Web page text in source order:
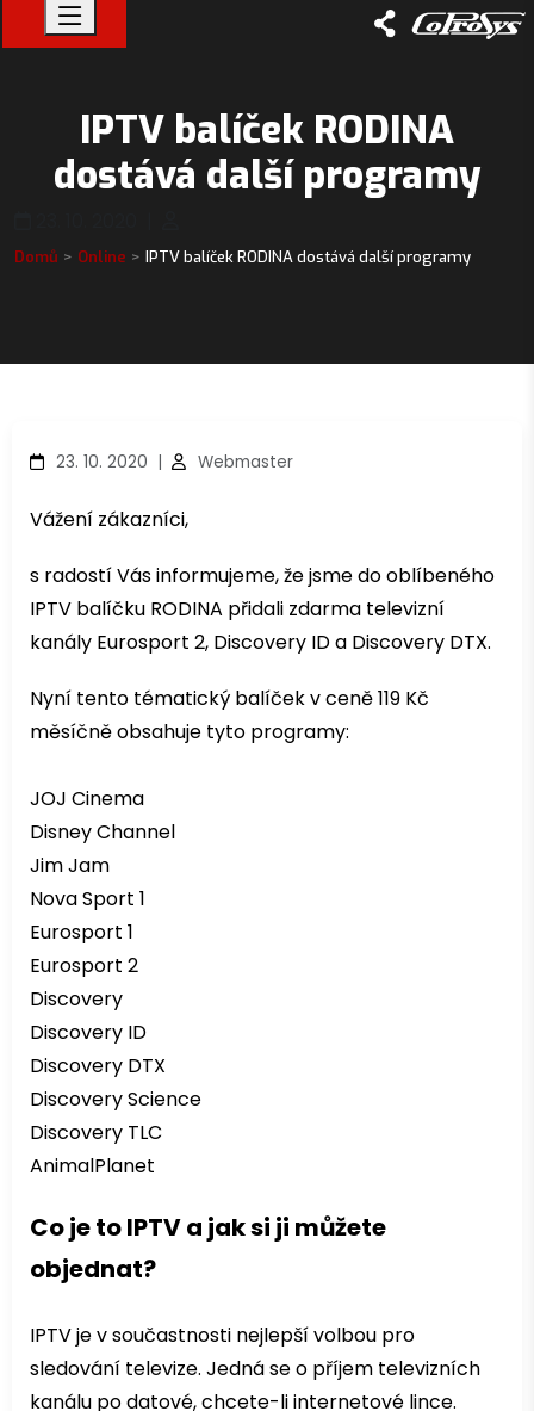
IPTV balíček RODINA
dostává další programy
Domů Online IPTV balíček RODINA dostává další programy
23. 10. 2020 | Webmaster
Vážení zákazníci,
s radostí Vás informujeme, že jsme do oblíbeného
IPTV balíčku RODINA přidali zdarma televizní
kanály Eurosport 2, Discovery ID a Discovery DTX.
Nyní tento tématický balíček v ceně 119 Kč
měsíčně obsahuje tyto programy:
JOJ Cinema
Disney Channel
Jim Jam
Nova Sport 1
Eurosport 1
Eurosport 2
Discovery
Discovery ID
Discovery DTX
Discovery Science
Discovery TLC
AnimalPlanet
Co je to IPTV a jak si ji můžete
objednat?
IPTV je v součastnosti nejlepší volbou pro
sledování televize. Jedná se o příjem televizních
kanálu po datové, chcete-li internetové lince.